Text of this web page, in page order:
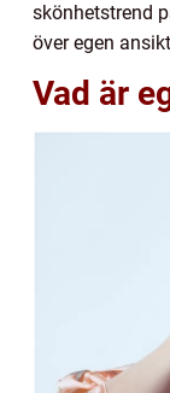
skönhetstrend
över egen
Vad är